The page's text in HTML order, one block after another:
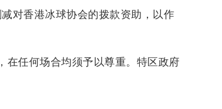
对香港冰球协会的拨款资助，以作
在任何场合均须予以尊重。特区政府